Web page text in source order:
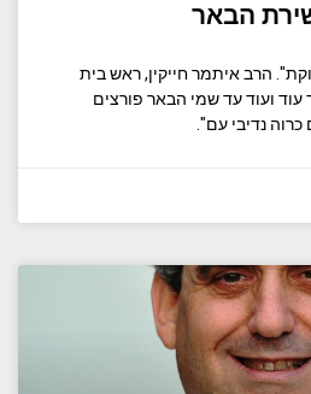
הבאר
הרב איתמר חייקין, ראש בית
עוד ועוד עד שמי הבאר פורצים
נדיבי עם".